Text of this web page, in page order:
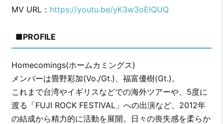
MV URL： https://youtu.be/yK3w3oEIQUQ
■PROFILE
Homecomings(ホームカミングス)
メンバーは畳野彩加(Vo./Gt.)、福富優樹(Gt.)。
これまで台湾やイギリスなどでの海外ツアーや、5度に
渡る「FUJI ROCK FESTIVAL」への出演など、2012年
の結成から精力的に活動を展開。日々の喪失感を柔らか